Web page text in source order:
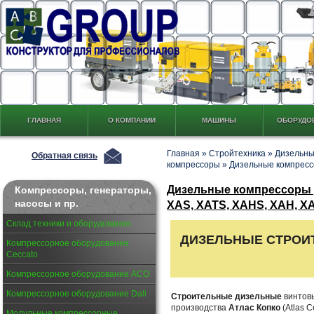
ГЛАВНАЯ О КОМПАНИИ МАШИНЫ
Обратная связь
Компрессоры, генераторы,
насосы и пр.
Склад техники и оборудования
Компрессорное оборудование
Ceccato
Компрессорное оборудование АСО
Компрессорное оборудование Dali
Главная » Стройтехника »
компрессоры » Дизельные
Дизельные компрессоры
XAS, XATS, XAHS, XAH,
ДИЗЕЛЬНЫЕ
Строительные дизельные
производства Атлас Копко (Atlas